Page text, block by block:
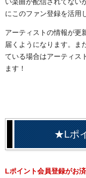
にこのファン登録を活用
アーティストの情報が更
届くようになります。ま
ている場合はアーティス
ます！
★Lポ
Lポイント会員登録がお